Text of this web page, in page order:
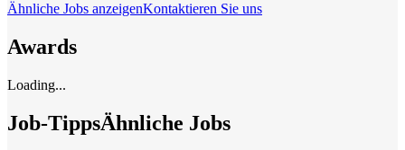
Ähnliche Jobs anzeigenKontaktieren Sie uns
Awards
Loading...
Job-TippsÄhnliche Jobs